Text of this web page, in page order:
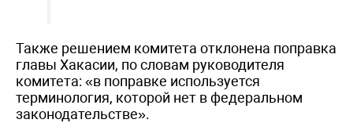
Также решением комитета отклонена поправка
главы Хакасии, по словам руководителя
комитета: «в поправке используется
терминология, которой нет в федеральном
законодательстве».